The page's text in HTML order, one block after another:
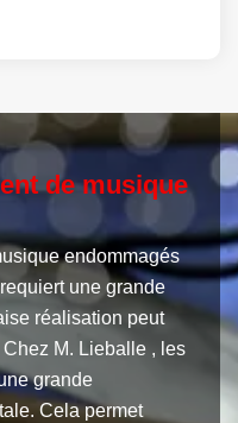
de musique
endommagés
une grande
réalisation peut
M. Lieballe , les
grande
Cela permet